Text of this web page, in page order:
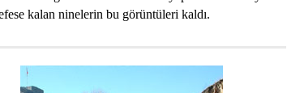
kalan ninelerin bu görüntüleri kaldı.